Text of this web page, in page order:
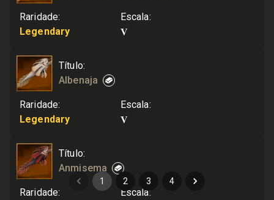
Raridade:
Legendary
Escala:
V
Título:
Albenaja
Raridade:
Legendary
Escala:
V
Título:
Anmisema
Raridade: Escala:
1 2 3 4